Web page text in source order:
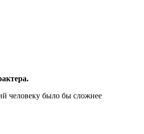
человеку было бы сложнее